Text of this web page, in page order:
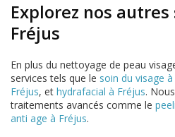
Explorez nos autres
Fréjus
En plus du nettoyage de peau
services tels que le soin du visage
Fréjus, et hydrafacial à Fréjus.
traitements avancés comme le
anti age à Fréjus.